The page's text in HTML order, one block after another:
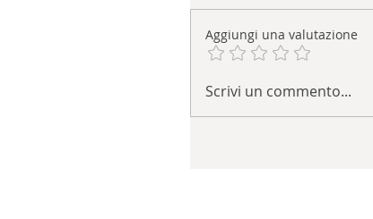
Aggiungi una valutazione
Scrivi un commento...